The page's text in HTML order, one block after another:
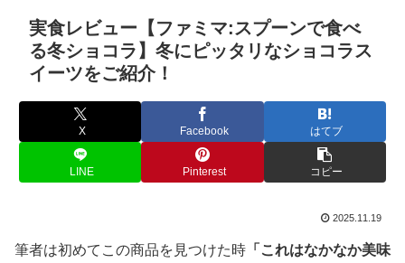
実食レビュー【ファミマ:スプーンで食べ
る冬ショコラ】冬にピッタリなショコラス
イーツをご紹介！
X Facebook はてブ
LINE Pinterest コピー
2025.11.19
筆者は初めてこの商品を見つけた時 「これはなかなか美味